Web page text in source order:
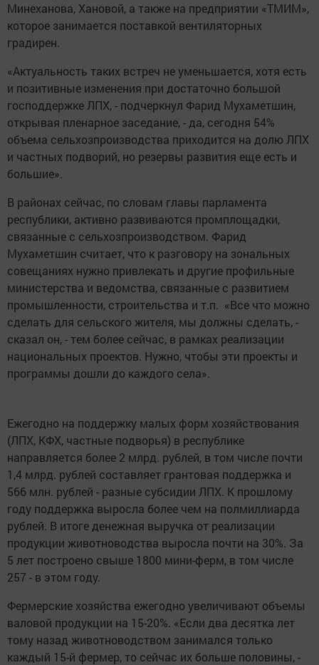
Минеханова, Хановой, а также на предприятии «ТМИМ»,
которое занимается поставкой вентиляторных
градирен.
«Актуальность таких встреч не уменьшается, хотя есть
и позитивные изменения при достаточно большой
господдержке ЛПХ, - подчеркнул Фарид Мухаметшин,
открывая пленарное заседание, - да, сегодня 54%
объема сельхозпроизводства приходится на долю ЛПХ
и частных подворий, но резервы развития еще есть и
большие».
В районах сейчас, по словам главы парламента
республики, активно развиваются промплощадки,
связанные с сельхозпроизводством. Фарид
Мухаметшин считает, что к разговору на зональных
совещаниях нужно привлекать и другие профильные
министерства и ведомства, связанные с развитием
промышленности, строительства и т.п. «Все что можно
сделать для сельского жителя, мы должны сделать, -
сказал он, - тем более сейчас, в рамках реализации
национальных проектов. Нужно, чтобы эти проекты и
программы дошли до каждого села».
Ежегодно на поддержку малых форм хозяйствования
(ЛПХ, КФХ, частные подворья) в республике
направляется более 2 млрд. рублей, в том числе почти
1,4 млрд. рублей составляет грантовая поддержка и
566 млн. рублей - разные субсидии ЛПХ. К прошлому
году поддержка выросла более чем на полмиллиарда
рублей. В итоге денежная выручка от реализации
продукции животноводства выросла почти на 30%. За
5 лет построено свыше 1800 мини-ферм, в том числе
257 - в этом году.
Фермерские хозяйства ежегодно увеличивают объемы
валовой продукции на 15-20%. «Если два десятка лет
тому назад животноводством занимался только
каждый 15-й фермер, то сейчас их больше половины, -